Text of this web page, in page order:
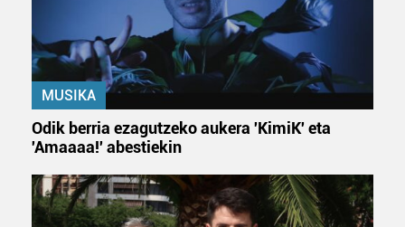
MUSIKA
Odik berria ezagutzeko aukera 'KimiK' eta
'Amaaaa!' abestiekin